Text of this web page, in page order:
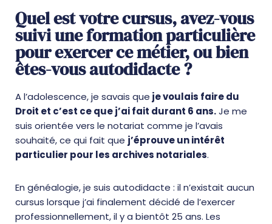
Quel est votre cursus, avez-vous
suivi une formation particulière
pour exercer ce métier, ou bien
êtes-vous autodidacte ?
A l’adolescence, je savais que je voulais faire du
Droit et c’est ce que j’ai fait durant 6 ans.Je me
suis orientée vers le notariat comme je l’avais
souhaité, ce qui fait que j’éprouve un intérêt
particulier pour les archives notariales.
En généalogie, je suis autodidacte : il n’existait aucun
cursus lorsque j’ai finalement décidé de l’exercer
professionnellement, il y a bientôt 25 ans. Les